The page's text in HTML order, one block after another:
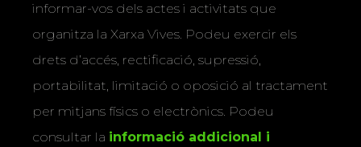
informar-vos dels actes i activitats que
organitza la Xarxa Vives. Podeu exercir els
drets d’accés, rectificació, supressió,
portabilitat, limitació o oposició al tractament
per mitjans físics o electrònics. Podeu
consultar la informació addicional i